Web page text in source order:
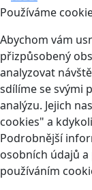
Používáme
Abychom vám
přizpůsobený
analyzovat
sdílíme se svými
analýzu. Jejich
cookies" a
Podrobnější
osobních údajů
používáním